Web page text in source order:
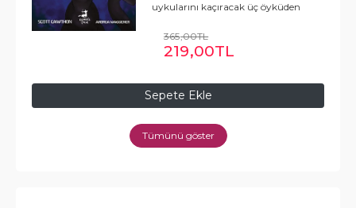
Sepete Ekle
uykularını kaçıracak üç öyküden
kaçırmak istemeyecekler! Acele işe
365,00TL
219,00TL
Tümünü göster